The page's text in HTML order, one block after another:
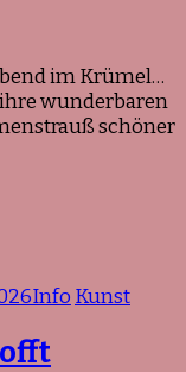
im Krümel…
wunderbaren
schöner
Info Kunst